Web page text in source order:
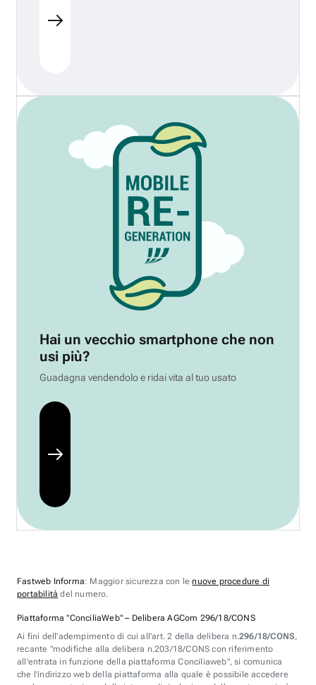
Hai un vecchio smartphone che non
usi più?
Guadagna vendendolo e ridai vita al tuo usato
Fastweb Informa: Maggior sicurezza con lenuove procedure di
portabilità del numero.
Piattaforma "ConciliaWeb" – Delibera AGCom 296/18/CONS
Ai fini dell'adempimento di cui all'art. 2 della delibera n.296/18/CONS,
recante "modifiche alla delibera n.203/18/CONS con riferimento
all'entrata in funzione della piattaforma Conciliaweb", si comunica
che l'indirizzo web della piattaforma alla quale è possibile accedere